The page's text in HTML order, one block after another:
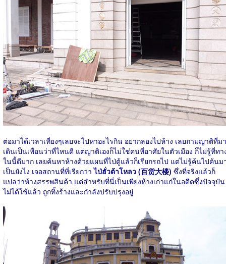
ต่อมาได้เวลาเที่ยงๆเลยจะไปหาอะไรกิน อยากลองไปห้าง เลยถามญาติที่มา
เดินเป็นเพื่อนว่าที่ไหนดี แต่ญาติเองก็ไม่ใช่คนที่อาศัยในตัวเมือง ก็ไม่รู้ที่ทา
ในนี้ดีมาก เลยค้นหาห้างด้วยแผนที่ไป่ตู้แล้วก็เรียกรถไป แต่ไม่รู้ค้นไปค้นม
เป็นยังไง เจอสถานที่ที่เรียกว่าไป่ฮั่วต้าโหลว (百货大楼) ซึ่งที่จริงแล้วก็
แปลว่าห้างสรรพสินค้า แต่สำหรับที่นี่เป็นเพียงห้างเก่าแก่ในอดีตซึ่งปัจจุบัน
ไม่ได้ใช้แล้ว ถูกทิ้งร้างและกำลังปรับปรุงอยู่